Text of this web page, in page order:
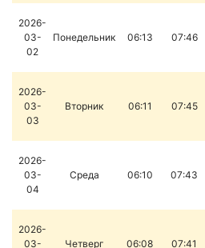
2026-
03-
02
Понедельник 06:13 07:46
2026-
03-
03
Вторник 06:11 07:45
2026-
03-
04
Среда 06:10 07:43
2026-
03-
Четверг 06:08 07:41